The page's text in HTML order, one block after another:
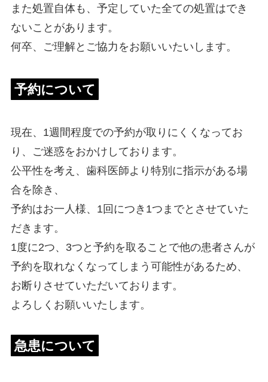
また処置自体も、予定していた全ての処置はでき
ないことがあります。
何卒、ご理解とご協力をお願いいたいします。
予約について
現在、1週間程度での予約が取りにくくなってお
り、ご迷惑をおかけしております。
公平性を考え、歯科医師より特別に指示がある場
合を除き、
予約はお一人様、1回につき1つまでとさせていた
だきます。
1度に2つ、3つと予約を取ることで他の患者さんが
予約を取れなくなってしまう可能性があるため、
お断りさせていただいております。
よろしくお願いいたします。
急患について